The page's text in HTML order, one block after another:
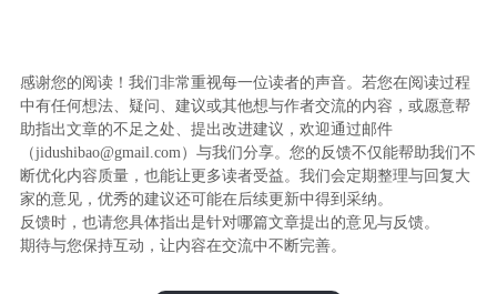
感谢您的阅读！我们非常重视每一位读者的声音。若您在阅读过程
中有任何想法、疑问、建议或其他想与作者交流的内容，或愿意帮
助指出文章的不足之处、提出改进建议，欢迎通过邮件
（jidushibao@gmail.com）与我们分享。您的反馈不仅能帮助我们不
断优化内容质量，也能让更多读者受益。我们会定期整理与回复大
家的意见，优秀的建议还可能在后续更新中得到采纳。
反馈时，也请您具体指出是针对哪篇文章提出的意见与反馈。
期待与您保持互动，让内容在交流中不断完善。